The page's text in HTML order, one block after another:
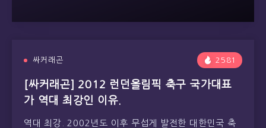
싸커래곤 2581
[싸커래곤] 2012 런던올림픽 축구 국가대표
가 역대 최강인 이유.
역대 최강. 2002년도 이후 무섭게 발전한 대한민국 축